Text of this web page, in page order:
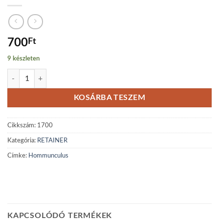
700Ft
9 készleten
Homunculus mennyiség
KOSÁRBA TESZEM
Cikkszám: 1700
Kategória: RETAINER
Címke: Hommunculus
KAPCSOLÓDÓ TERMÉKEK